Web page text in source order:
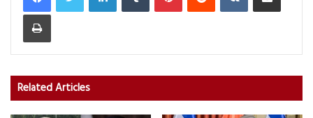
Print
Related Articles